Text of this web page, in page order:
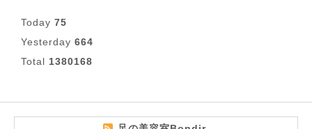
Today 75
Yesterday 664
Total 1380168